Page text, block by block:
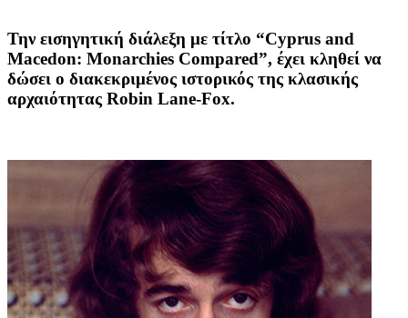
Την εισηγητική διάλεξη με τίτλο “Cyprus and
Macedon: Monarchies Compared”, έχει κληθεί να
δώσει ο διακεκριμένος ιστορικός της κλασικής
αρχαιότητας Robin Lane-Fox.